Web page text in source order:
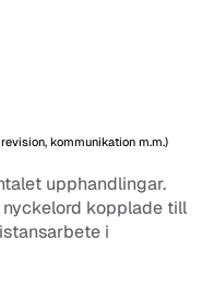
kommunikation m.m.)
upphandlingar.
kopplade till
i